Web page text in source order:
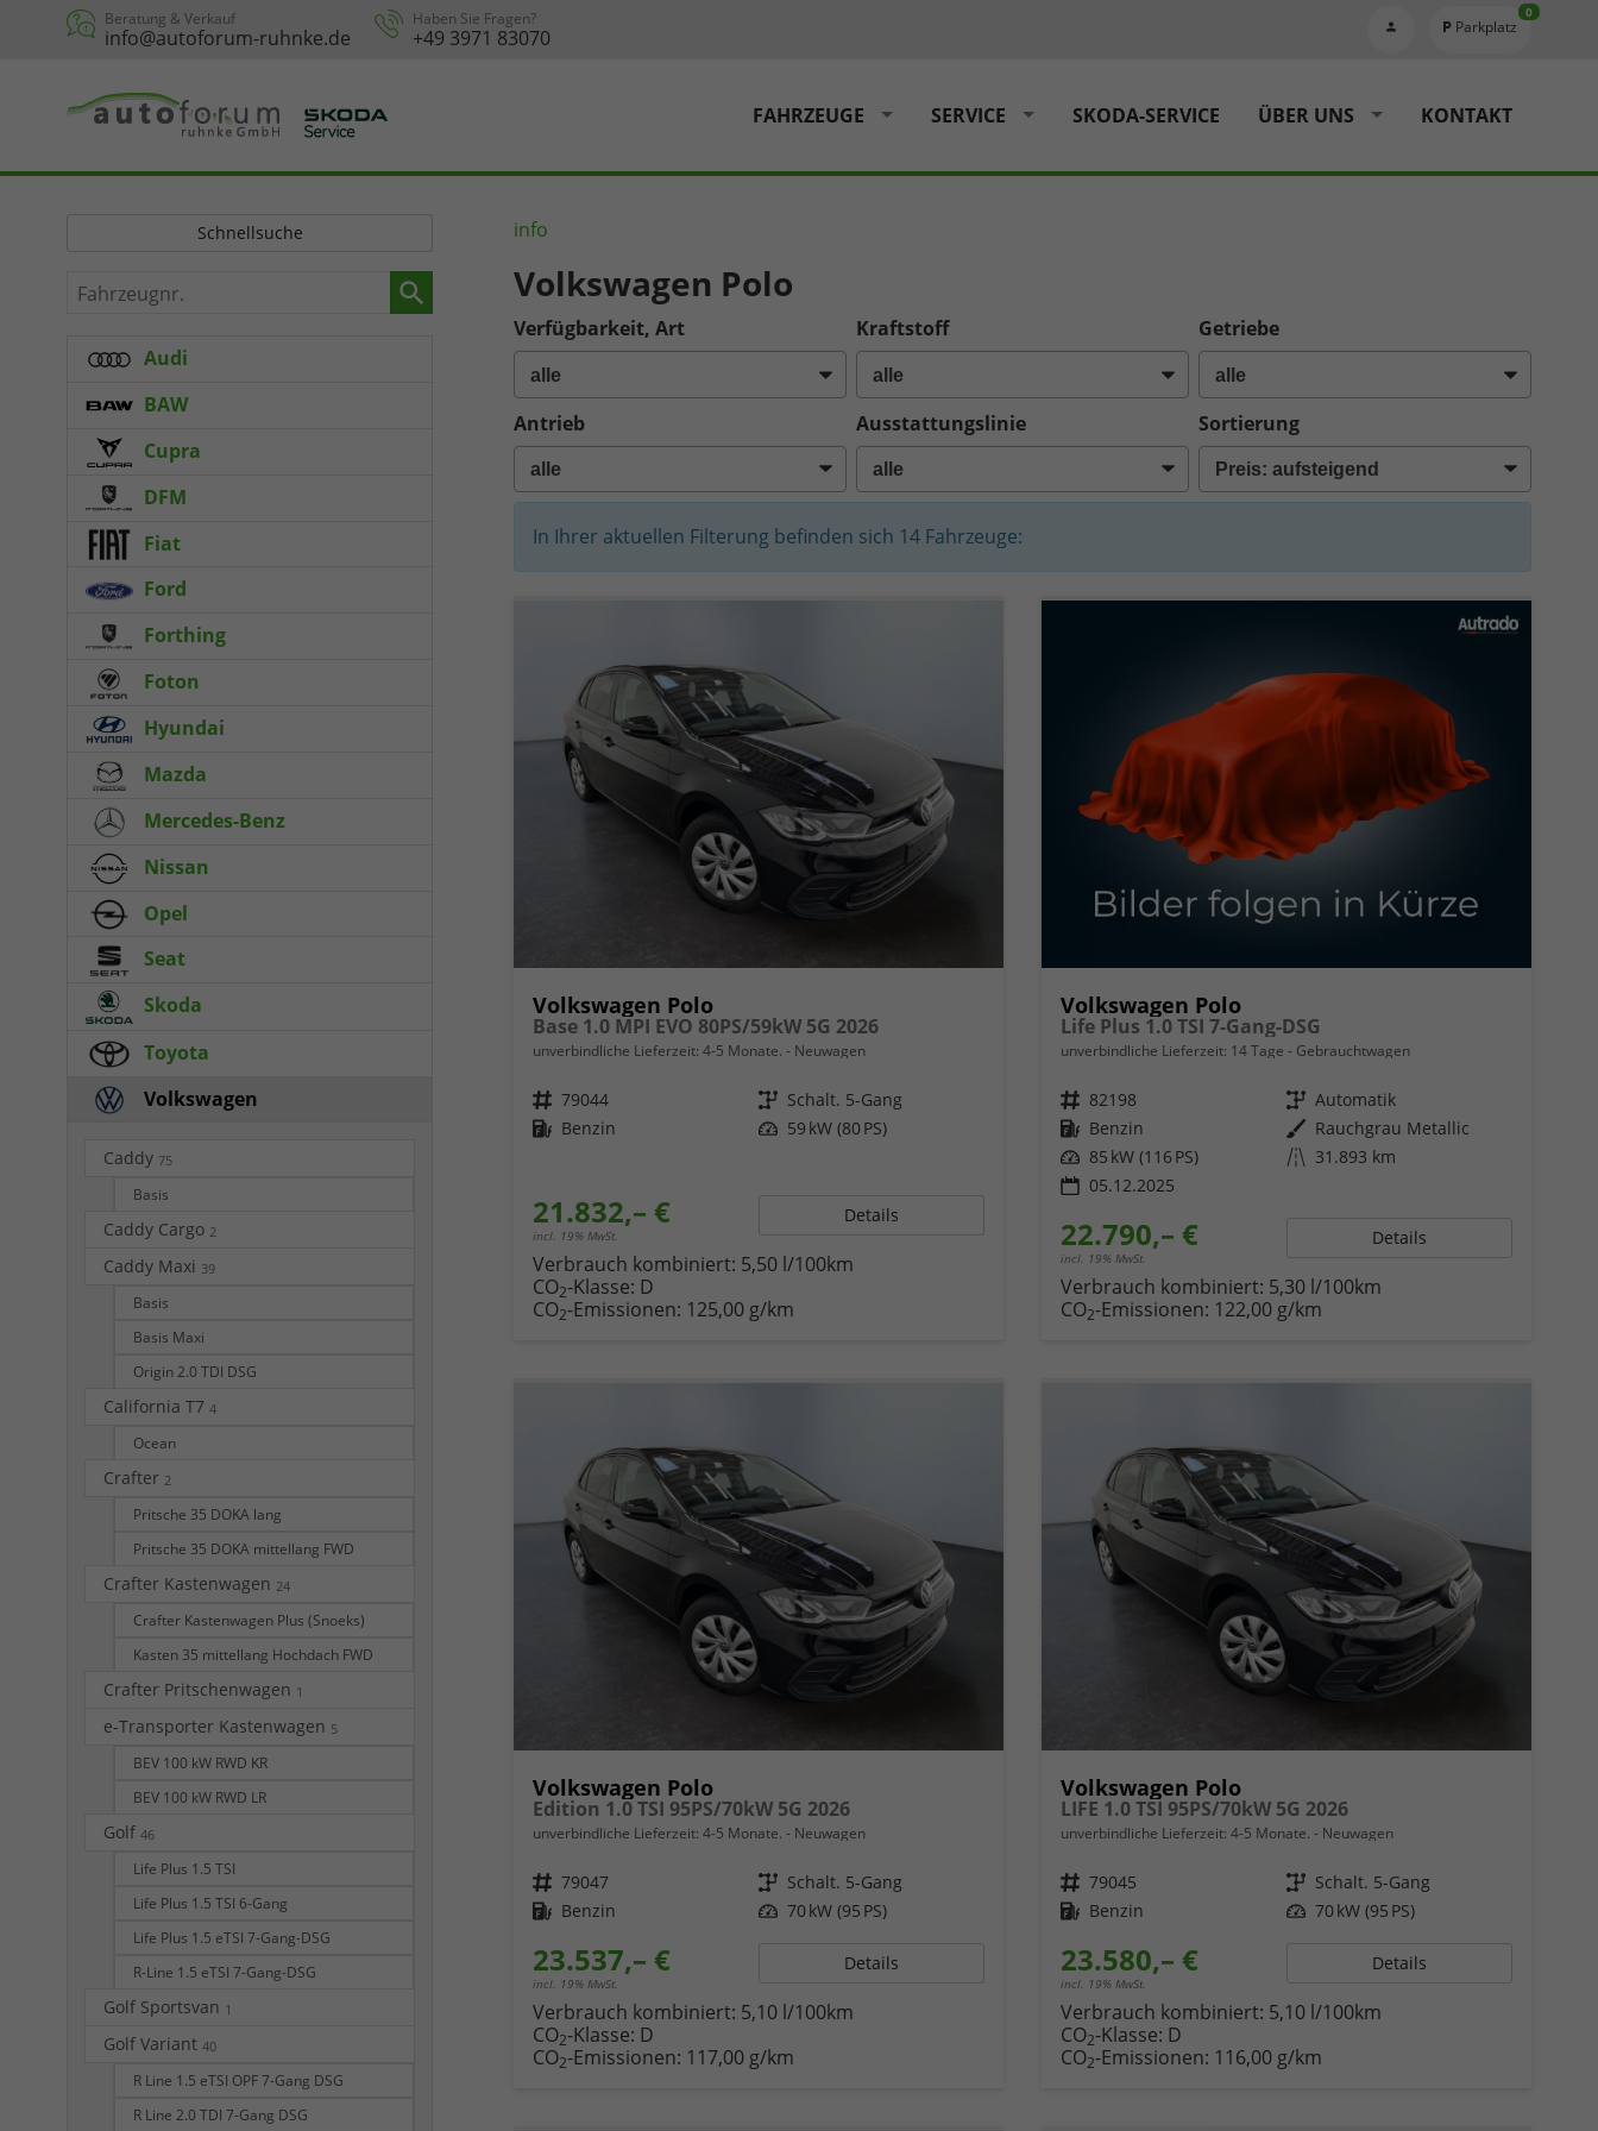
Beratung & Verkauf
info@autoforum-ruhnke.de
Haben Sie Fragen?
+49 3971 83070 Parkplatz
0
FAHRZEUGE SERVICE SKODA-SERVICE ÜBER UNS KONTAKT
info
Volkswagen Polo
Verfügbarkeit, Art Kraftstoff Getriebe
Antrieb Ausstattungslinie Sortierung
In Ihrer aktuellen Filterung befinden sich 14Fahrzeuge:
Volkswagen Polo
Base 1.0 MPI EVO 80PS/59kW 5G 2026
unverbindliche Lieferzeit: 4-5 Monate. Neuwagen
Fahrzeugnr. 79044 Getriebe Schalt. 5-Gang
Kraftstoff Benzin Leistung 59 kW (80 PS)
21.832,– €
incl. 19% MwSt.
Details
Verbrauch kombiniert: 5,50 l/100km
CO2-Klasse: D
CO2-Emissionen: 125,00 g/km
Volkswagen Polo
Life Plus 1.0 TSI 7-Gang-DSG
unverbindliche Lieferzeit: 14 Tage Gebrauchtwagen
Fahrzeugnr. 82198 Getriebe Automatik
Kraftstoff Benzin Außenfarbe Rauchgrau Metallic
Leistung 85 kW (116 PS) Kilometerstand 31.893 km
05.12.2025
22.790,– €
incl. 19% MwSt.
Details
Verbrauch kombiniert: 5,30 l/100km
CO2-Emissionen: 122,00 g/km
Volkswagen Polo
Edition 1.0 TSI 95PS/70kW 5G 2026
unverbindliche Lieferzeit: 4-5 Monate. Neuwagen
Fahrzeugnr. 79047 Getriebe Schalt. 5-Gang
Kraftstoff Benzin Leistung 70 kW (95 PS)
23.537,– €
incl. 19% MwSt.
Details
Verbrauch kombiniert: 5,10 l/100km
CO2-Klasse: D
CO2-Emissionen: 117,00 g/km
Volkswagen Polo
LIFE 1.0 TSI 95PS/70kW 5G 2026
unverbindliche Lieferzeit: 4-5 Monate. Neuwagen
Fahrzeugnr. 79045 Getriebe Schalt. 5-Gang
Kraftstoff Benzin Leistung 70 kW (95 PS)
23.580,– €
incl. 19% MwSt.
Details
Verbrauch kombiniert: 5,10 l/100km
CO2-Klasse: D
CO2-Emissionen: 116,00 g/km
Schnellsuche
Fahrzeugnr.
Audi
BAW
Cupra
DFM
Fiat
Ford
Forthing
Foton
Hyundai
Mazda
Mercedes-Benz
Nissan
Opel
Seat
Skoda
Toyota
Volkswagen
Caddy 75
Basis
Caddy Cargo 2
Caddy Maxi 39
Basis
Basis Maxi
Origin 2.0 TDI DSG
California T7 4
Ocean
Crafter 2
Pritsche 35 DOKA lang
Pritsche 35 DOKA mittellang FWD
Crafter Kastenwagen 24
Crafter Kastenwagen Plus (Snoeks)
Kasten 35 mittellang Hochdach FWD
Crafter Pritschenwagen 1
e-Transporter Kastenwagen 5
BEV 100 kW RWD KR
BEV 100 kW RWD LR
Golf 46
Life Plus 1.5 TSI
Life Plus 1.5 TSI 6-Gang
Life Plus 1.5 eTSI 7-Gang-DSG
R-Line 1.5 eTSI 7-Gang-DSG
Golf Sportsvan 1
Golf Variant 40
R Line 1.5 eTSI OPF 7-Gang DSG
R Line 2.0 TDI 7-Gang DSG